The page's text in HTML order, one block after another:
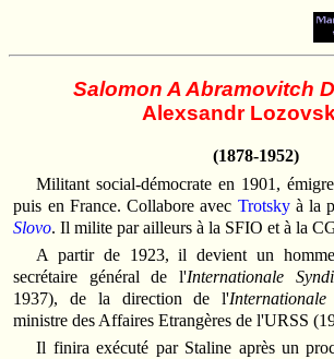
Salomon A Abramovitch
Alexsandr
(1878-1952)
Militant social-démocrate en 1901,
puis en France. Collabore avec Trotskyà la
Slovo. Il milite par ailleurs à la SFIO et à la
A partir de 1923, il devient un
secrétaire général de l'Internationale
1937), de la direction de l'
ministre des Affaires Etrangères de l'URSS
Il finira exécuté par Staline après un